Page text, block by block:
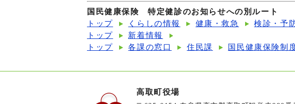
国民健康保険 特定健診のお知らせへの別ルート
トップ
くらしの情報 健康・救急 検診・予
トップ
新着情報
トップ
各課の窓口 住民課 国民健康保険制
高取町役場